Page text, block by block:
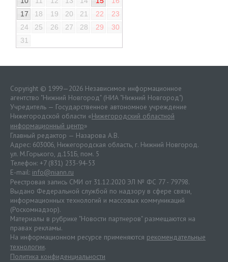
17
18 19 20 21 22
23
24
25 26 27 28 29
30
31
Copyright © 1999—2026 Независимое информационное
агентство "Нижний Новгород" (НИА "Нижний Новгород")
Учредитель — Государственное автономное учреждение
Нижегородской области «Нижегородский областной
информационный центр»
Главный редактор — Назарова А.В.
Адрес: 603006, Нижегородская область, г. Нижний Новгород.
ул. М.Горького, д.151Б, пом. 5
Телефон: +7 (831) 233-94-53
E-mail: info@niann.ru
Реестровая запись СМИ от 31.12.2020 ЭЛ № ФС 77 - 79798.
Выдано Федеральной службой по надзору в сфере связи,
информационных технологий и массовых коммуникаций
(Роскомнадзор).
Материалы в рубрике "Новости партнеров" размещаются на
правах рекламы.
На информационном ресурсе применяются рекомендательные
технологии.
Политика конфиденциальности